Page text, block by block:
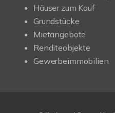
Häuser zum Kauf
Grundstücke
Mietangebote
Renditeobjekte
Gewerbeimmobilien